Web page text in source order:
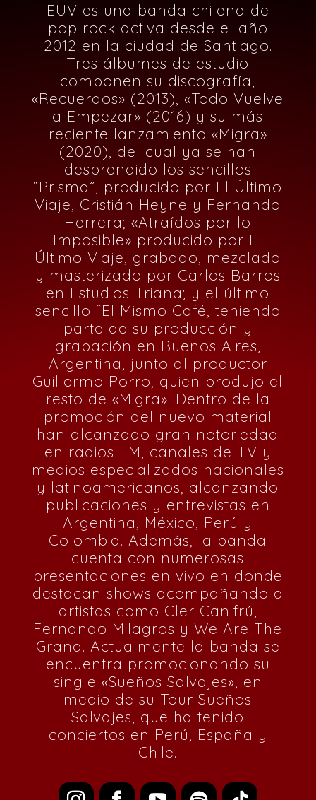
EUV es una banda chilena de
pop rock activa desde el año
2012 en la ciudad de Santiago.
Tres álbumes de estudio
componen su discografía,
«Recuerdos» (2013), «Todo Vuelve
a Empezar» (2016) y su más
reciente lanzamiento «Migra»
(2020), del cual ya se han
desprendido los sencillos
“Prisma”, producido por El Último
Viaje, Cristián Heyne y Fernando
Herrera; «Atraídos por lo
Imposible» producido por El
Último Viaje, grabado, mezclado
y masterizado por Carlos Barros
en Estudios Triana; y el último
sencillo “El Mismo Café, teniendo
parte de su producción y
grabación en Buenos Aires,
Argentina, junto al productor
Guillermo Porro, quien produjo el
resto de «Migra». Dentro de la
promoción del nuevo material
han alcanzado gran notoriedad
en radios FM, canales de TV y
medios especializados nacionales
y latinoamericanos, alcanzando
publicaciones y entrevistas en
Argentina, México, Perú y
Colombia. Además, la banda
cuenta con numerosas
presentaciones en vivo en donde
destacan shows acompañando a
artistas como Cler Canifrú,
Fernando Milagros y We Are The
Grand. Actualmente la banda se
encuentra promocionando su
single «Sueños Salvajes», en
medio de su Tour Sueños
Salvajes, que ha tenido
conciertos en Perú, España y
Chile.